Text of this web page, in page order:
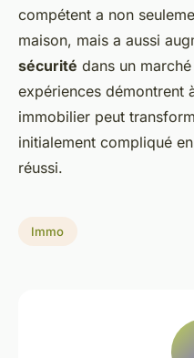
compétent a non
maison, mais a aussi
sécurité dans un
expériences démontrent
immobilier peut
initialement compliqué
réussi.
Immo